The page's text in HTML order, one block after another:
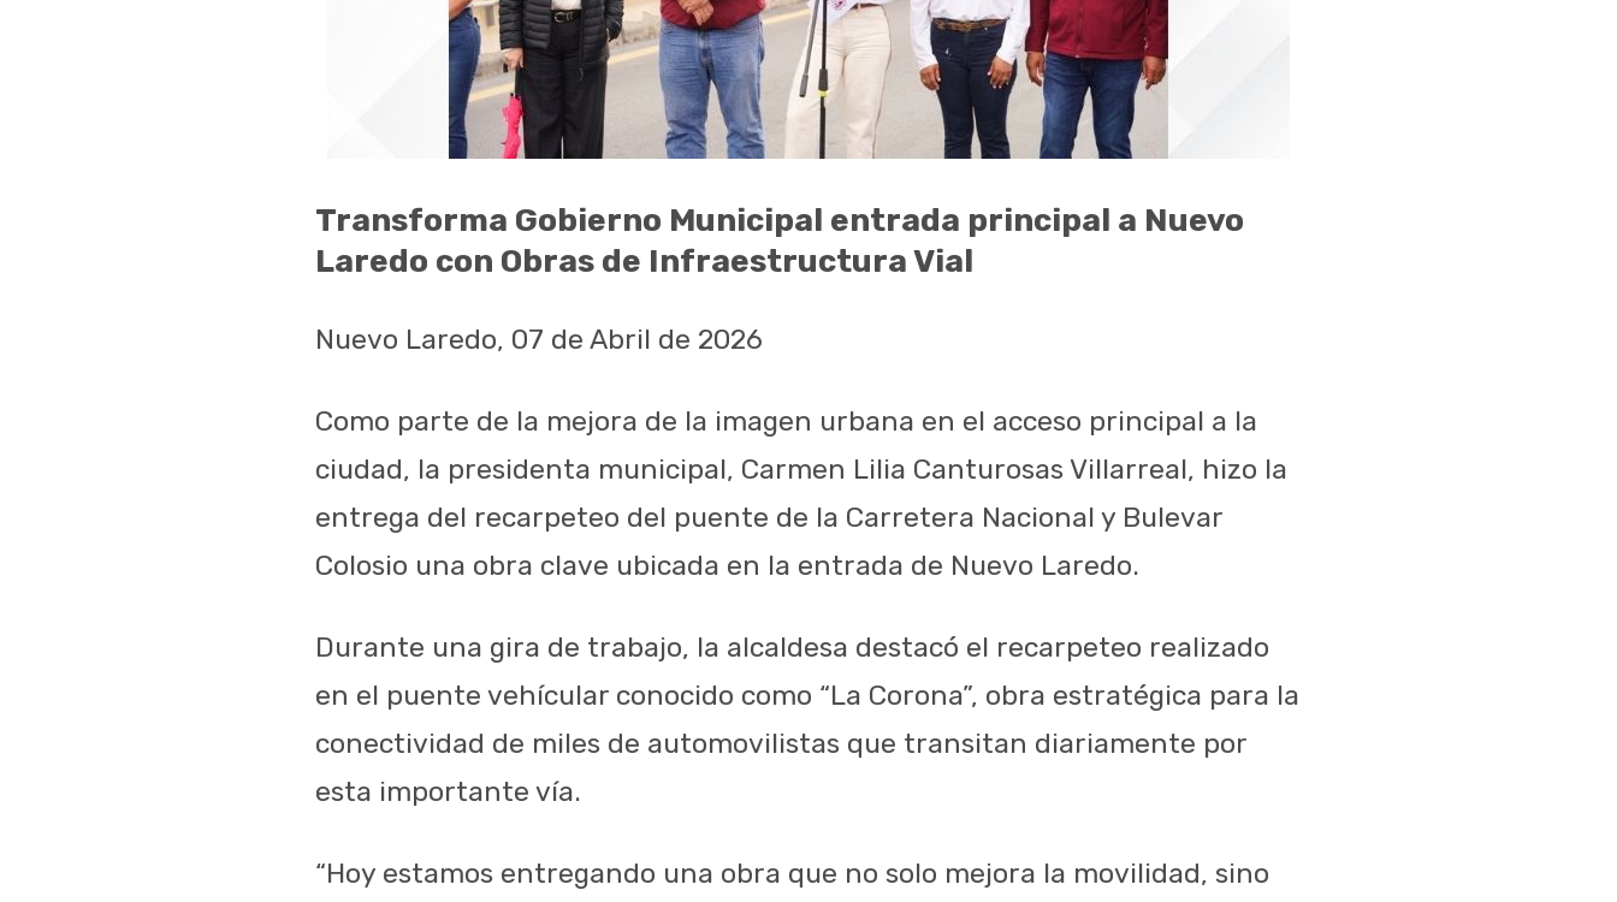
Transforma Gobierno Municipal entrada principal a Nuevo
Laredo con Obras de Infraestructura Vial
Nuevo Laredo, 07 de Abril de 2026
Como parte de la mejora de la imagen urbana en el acceso principal a la
ciudad, la presidenta municipal, Carmen Lilia Canturosas Villarreal, hizo la
entrega del recarpeteo del puente de la Carretera Nacional y Bulevar
Colosio una obra clave ubicada en la entrada de Nuevo Laredo.
Durante una gira de trabajo, la alcaldesa destacó el recarpeteo realizado
en el puente vehícular conocido como “La Corona”, obra estratégica para la
conectividad de miles de automovilistas que transitan diariamente por
esta importante vía.
“Hoy estamos entregando una obra que no solo mejora la movilidad, sino